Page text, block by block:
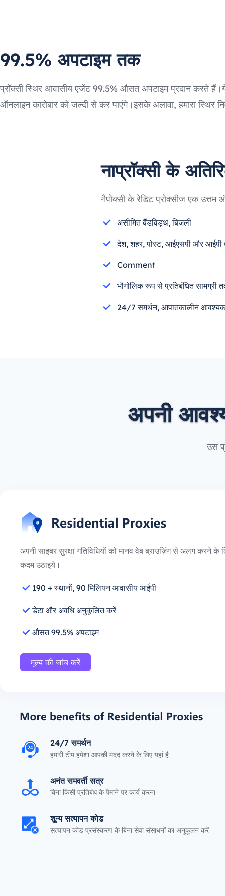
99.5% अपटाइम तक
प्रॉक्सी स्थिर आवासीय एजेंट 99.5% औसत अपटाइम प्रदान करते
ऑनलाइन कारोबार को जल्दी से कर पाएंगे।इसके अलावा, हमारा स्थिर
नाप्रॉक्सी के
नैपोक्सी के रेडिट प्रोक्सीज एक उत्तम
असीमित बैंडविड्थ, बिजली
देश, शहर, पोस्ट, आईएसपी और आईपी
Comment
भौगोलिक रूप से प्रतिबंधित सामग्री
24/7 समर्थन, आपातकालीन
अपनी
उस
अपनी साइबर सुरक्षा गतिविधियों को मानव वेब ब्राउज़िंग से अलग करने के
कदम उठाइये।
190 + स्थानों, 90 मिलियन आवासीय आईपी
डेटा और अवधि अनुकूलित करें
औसत 99.5% अपटाइम
मूल्य की जांच करें
24/7 समर्थन
हमारी टीम हमेशा आपकी मदद करने के लिए यहां है
अनंत समवर्ती सत्र
बिना किसी प्रतिबंध के पैमाने पर कार्य करना
शून्य सत्यापन कोड
सत्यापन कोड प्रसंस्करण के बिना सेवा संसाधनों का अनुकूलन करें